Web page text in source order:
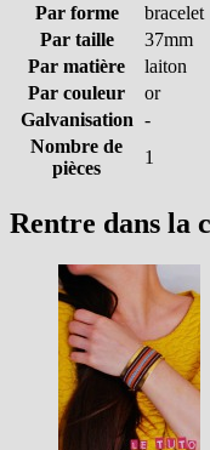
Par forme
bracelet
Par taille
37mm
Par matière
laiton
Par couleur
or
Galvanisation -
Nombre de
pièces
1
Rentre dans la